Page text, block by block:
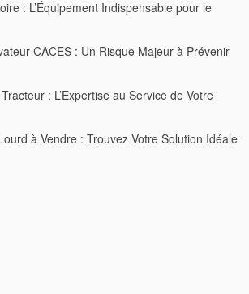
: L’Équipement Indispensable pour le
CACES : Un Risque Majeur à Prévenir
: L’Expertise au Service de Votre
à Vendre : Trouvez Votre Solution Idéale